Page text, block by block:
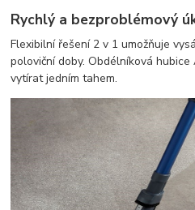
Rychlý a bezproblémový
Flexibilní řešení 2 v 1 umožňuje
poloviční doby. Obdélníková
vytírat jedním tahem.